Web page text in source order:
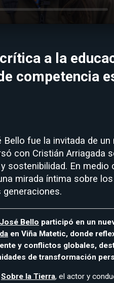
a la
competencia
fue la invitada de
con Cristián Arriagada
sostenibilidad. En medio
mirada íntima sobre
Bello participó en un
en Viña Matetic, donde
y conflictos globales,
de transformación
Sobre la Tierra, el actor y